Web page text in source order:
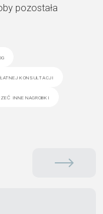
pozostała
konsultacji
inne nagrobki